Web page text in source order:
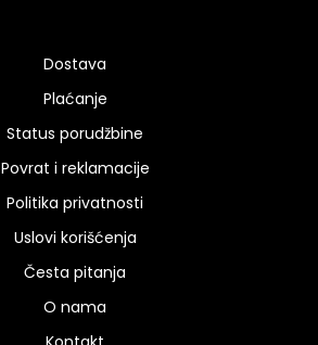
Dostava
Plaćanje
Status porudžbine
Povrat i reklamacije
Politika privatnosti
Uslovi korišćenja
Česta pitanja
O nama